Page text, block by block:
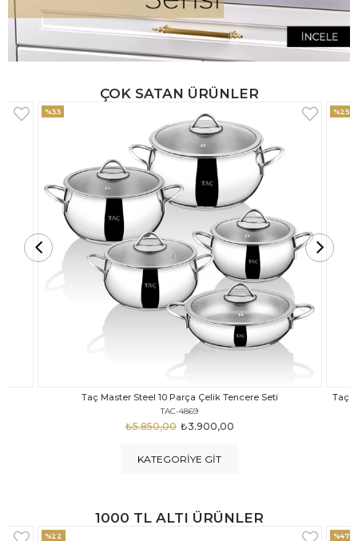
ÇOK SATAN ÜRÜNLER
Taç Carabella Döküm Cam Kapak 7 Parça Tencere Seti Siyah
TAC-3817
₺3.250,00
₺4.350,00
%25 %33
KATEGORIYE GIT
1000 TL ALTI ÜRÜNLER
%47 %18